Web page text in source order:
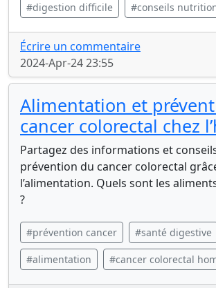
#digestion difficile #conseils
Écrire un commentaire
2024-Apr-24 23:55
Alimentation et
cancer colorectal chez
Partagez des informations et
prévention du cancer colorectal
l’alimentation. Quels sont les
?
#prévention cancer #santé digestive
#alimentation #cancer colorectal